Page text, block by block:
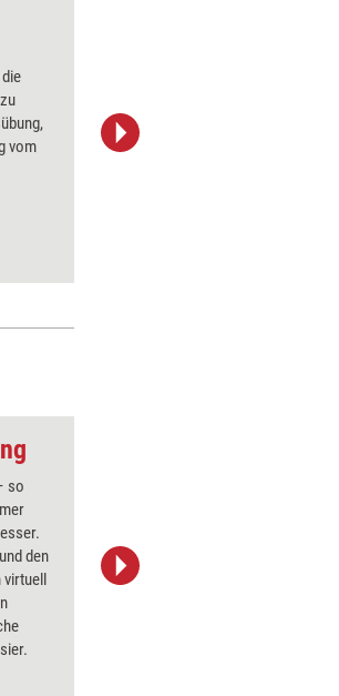
vom
so
den
virtuell